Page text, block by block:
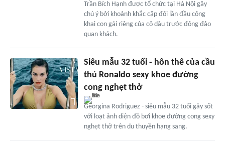
Trần Bích Hạnh được tổ chức tại Hà Nội gây
chú ý bởi khoảnh khắc cặp đôi lần đầu công
khai con gái riêng của cô dâu trước đông đảo
quan khách.
Siêu mẫu 32 tuổi - hôn thê của cầu
thủ Ronaldo sexy khoe đường
cong nghẹt thở
Georgina Rodriguez - siêu mẫu 32 tuổi gây sốt
với loạt ảnh diện đồ bơi khoe đường cong sexy
nghẹt thở trên du thuyền hạng sang.